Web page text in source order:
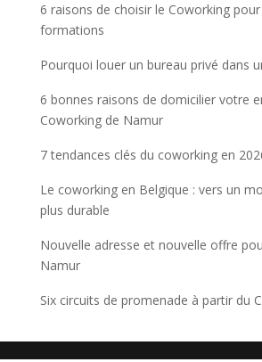
6 raisons de choisir le Coworking
formations
Pourquoi louer un bureau privé dans
6 bonnes raisons de domicilier votre
Coworking de Namur
7 tendances clés du coworking en
Le coworking en Belgique : vers un
plus durable
Nouvelle adresse et nouvelle offre
Namur
Six circuits de promenade à partir du